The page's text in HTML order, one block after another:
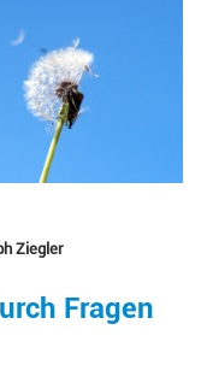
Ziegler
Fragen